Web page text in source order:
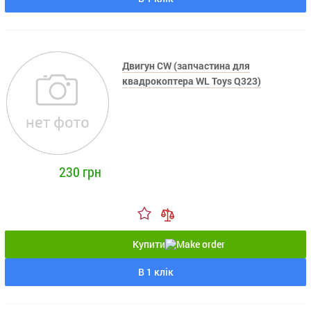
Двигун CW (запчастина для
квадрокоптера WL Toys Q323)
230 грн
Купити
В 1 клік